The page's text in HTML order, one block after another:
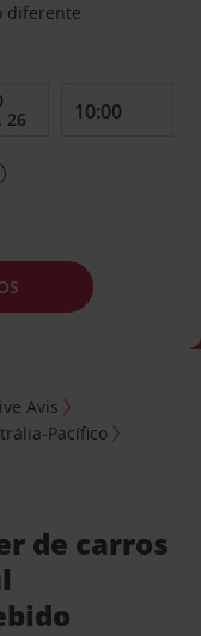
diferente
Avis
Pacífico
de carros